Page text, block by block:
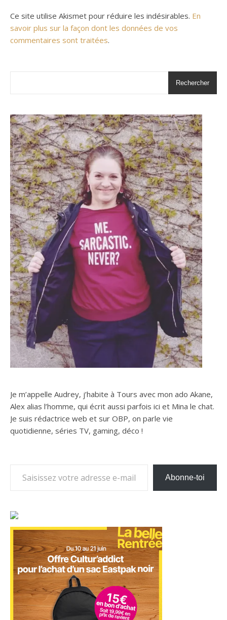
Ce site utilise Akismet pour réduire les indésirables. En
savoir plus sur la façon dont les données de vos
commentaires sont traitées.
Rechercher
Je m’appelle Audrey, j’habite à Tours avec mon ado Akane,
Alex alias l’homme, qui écrit aussi parfois ici et Mina le chat.
Je suis rédactrice web et sur OBP, on parle vie
quotidienne, séries TV, gaming, déco !
Abonne-toi